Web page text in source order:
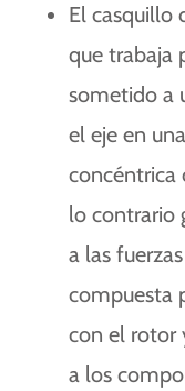
El casquillo
que trabaja
sometido a
el eje en
concéntrica
lo contrario
a las
compuesta
con el rotor
a los